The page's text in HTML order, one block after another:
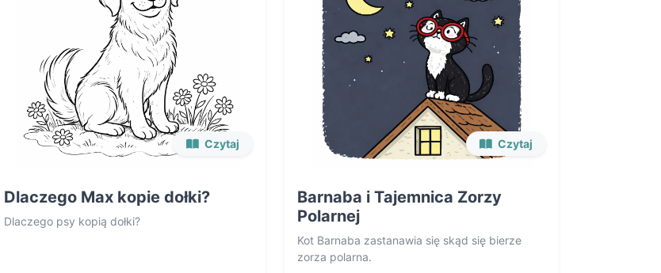
Czytaj
Dlaczego Max kopie dołki?
Dlaczego psy kopią dołki?
Czytaj
Barnaba i Tajemnica Zorzy
Polarnej
Kot Barnaba zastanawia się skąd się bierze
zorza polarna.